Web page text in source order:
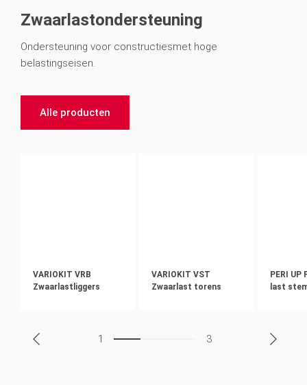
Zwaarlastondersteuning
Ondersteuning voor constructiesmet hoge
belastingseisen.
Alle producten
VARIOKIT VRB
Zwaarlastliggers
VARIOKIT VST
Zwaarlast torens
PERI UP
last
1 3